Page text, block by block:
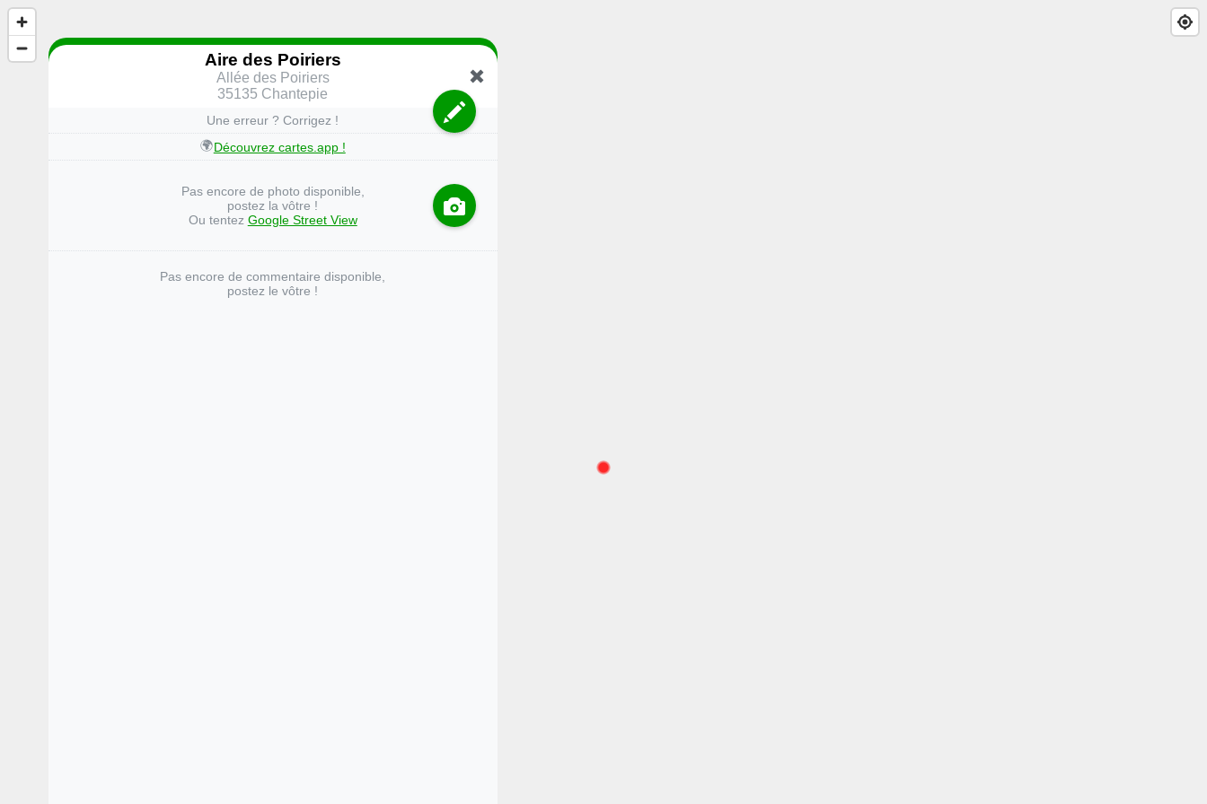
Aire des Poiriers
Allée des Poiriers
35135 Chantepie
Une erreur ? Corrigez !
🌍Découvrez cartes.app !
Pas encore de photo disponible,
postez la vôtre !
Ou tentez Google Street View
Pas encore de commentaire disponible,
postez le vôtre !